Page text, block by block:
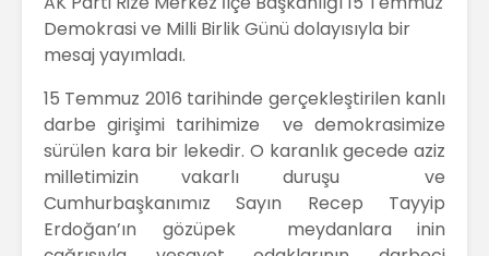
c
e
b
o
o
k
itt
er
a
ts
A
p
p
Demokrasi ve Milli Birlik Günü dolayısıyla bir
mesaj yayımladı.
15 Temmuz 2016 tarihinde gerçekleştirilen kanlı
darbe girişimi tarihimize ve demokrasimize
sürülen kara bir lekedir. O karanlık gecede aziz
milletimizin vakarlı duruşu ve
Cumhurbaşkanımız Sayın Recep Tayyip
Erdoğan’ın gözüpek meydanlara inin